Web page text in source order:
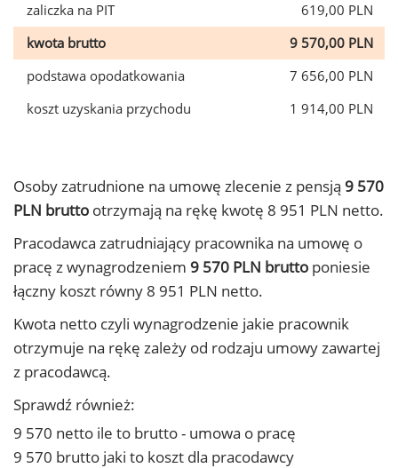
zaliczka na PIT
619,00 PLN
kwota brutto
9 570,00 PLN
podstawa opodatkowania
7 656,00 PLN
koszt uzyskania przychodu
1 914,00 PLN
Osoby zatrudnione na umowę zlecenie z pensją 9 570
PLN brutto otrzymają na rękę kwotę 8 951 PLN netto.
Pracodawca zatrudniający pracownika na umowę o
pracę z wynagrodzeniem 9 570 PLN brutto poniesie
łączny koszt równy 8 951 PLN netto.
Kwota netto czyli wynagrodzenie jakie pracownik
otrzymuje na rękę zależy od rodzaju umowy zawartej
z pracodawcą.
Sprawdź również:
9 570 netto ile to brutto - umowa o pracę
9 570 brutto jaki to koszt dla pracodawcy